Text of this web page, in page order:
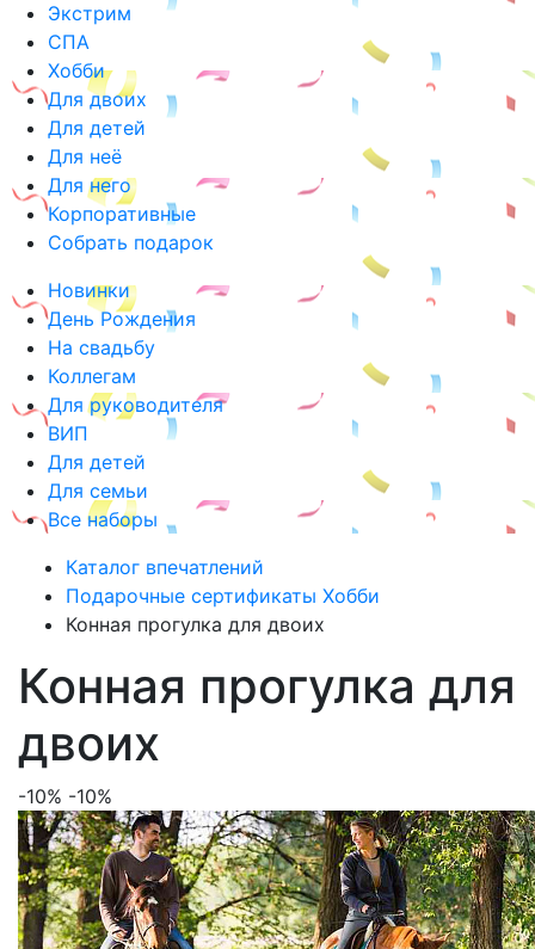
Экстрим
СПА
Хобби
Для двоих
Для детей
Для неё
Для него
Корпоративные
Собрать подарок
Новинки
День Рождения
На свадьбу
Коллегам
Для руководителя
ВИП
Для детей
Для семьи
Все наборы
Каталог впечатлений
Подарочные сертификаты Хобби
Конная прогулка для двоих
Конная прогулка для
двоих
-10% -10%